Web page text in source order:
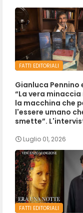
FATTI EDITORIALI
Gianluca Pennino
“La vera minaccia
la macchina che
l'essere umano
smette”.
Luglio 01, 2026
FATTI EDITORIALI